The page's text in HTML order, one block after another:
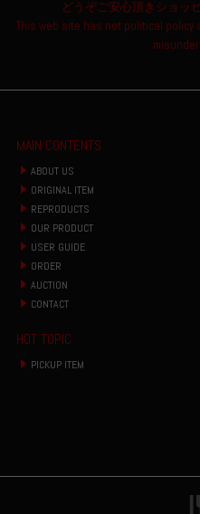
どうぞご安心頂きショッ
This web site has not political policy
MAIN CONTENTS
ABOUT US
ORIGINAL ITEM
REPRODUCTS
OUR PRODUCT
USER GUIDE
ORDER
AUCTION
CONTACT
HOT TOPIC
PICKUP ITEM